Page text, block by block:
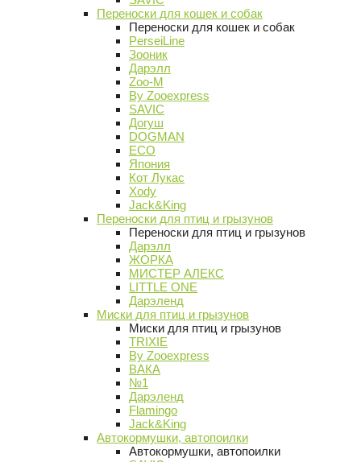
Переноски для кошек и собак
Переноски для кошек и собак
PerseiLine
Зооник
Дарэлл
Zoo-M
By Zooexpress
SAVIC
Догуш
DOGMAN
ECO
Япония
Кот Лукас
Xody
Jack&King
Переноски для птиц и грызунов
Переноски для птиц и грызунов
Дарэлл
ЖОРКА
МИСТЕР АЛЕКС
LITTLE ONE
Дарэленд
Миски для птиц и грызунов
Миски для птиц и грызунов
TRIXIE
By Zooexpress
ВАКА
№1
Дарэленд
Flamingo
Jack&King
Автокормушки, автопоилки
Автокормушки, автопоилки